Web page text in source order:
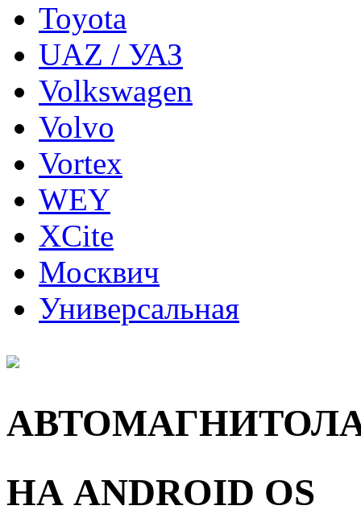
Toyota
UAZ / УАЗ
Volkswagen
Volvo
Vortex
WEY
XCite
Москвич
Универсальная
НА ANDROID OS